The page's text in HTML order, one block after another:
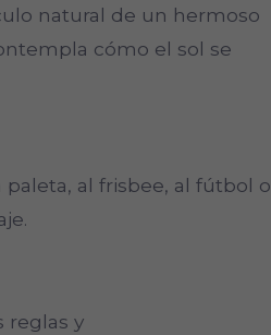
natural de un hermoso
cómo el sol se
paleta, al frisbee, al fútbol o
reglas y